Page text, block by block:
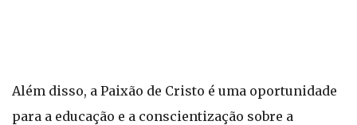
Além disso, a Paixão de Cristo é uma oportunidade
para a educação e a conscientização sobre a